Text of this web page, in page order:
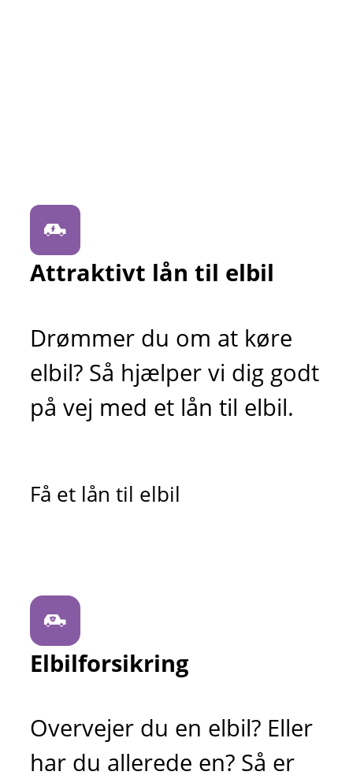
Attraktivt lån til elbil
Drømmer du om at køre
elbil? Så hjælper vi dig godt
på vej med et lån til elbil.
Få et lån til elbil
Elbilforsikring
Overvejer du en elbil? Eller
har du allerede en? Så er